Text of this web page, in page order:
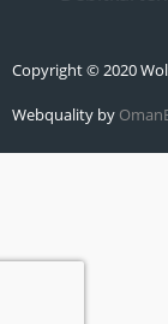
Copyright © 2020
Webquality by